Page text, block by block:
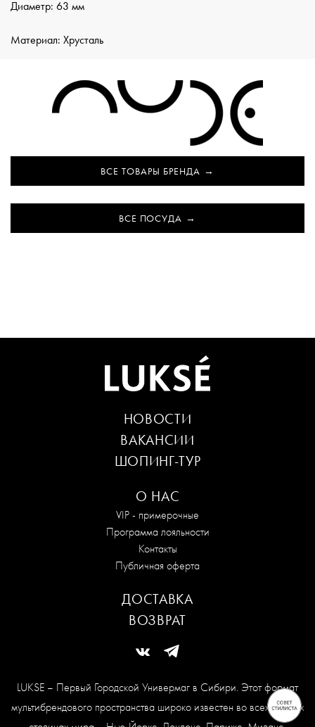
Диаметр: 63 мм
Материал: Хрусталь
ВСЕ ТОВАРЫ БРЕНДА
ВСЕ ПОСУДА
LUKSE – Первый Городской Универмаг в Сибири. Этот формат
мультибрендового пространства широко известен во всех модных
О НАС
VIP - примерочные
Программа лояльности
Контакты
Публичная оферта
НОВОСТИ
ВАКАНСИИ
ШОПИНГ-ТУР
ДОСТАВКА
ВОЗВРАТ